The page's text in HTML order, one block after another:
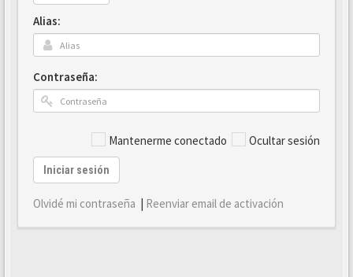
Alias:
Contraseña:
Mantenerme conectado Ocultar sesión
Iniciar sesión
Olvidé mi contraseña | Reenviar email de activación